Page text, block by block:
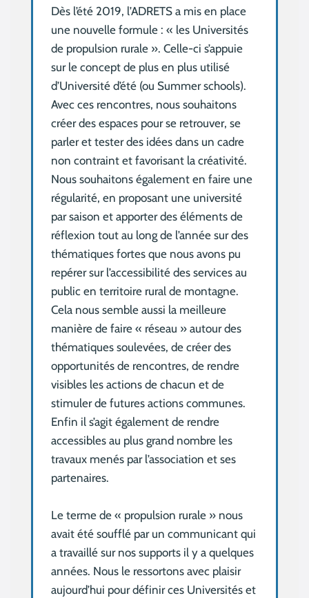
Dès l’été 2019, l’ADRETS a mis en place
une nouvelle formule : « les Universités
de propulsion rurale ». Celle-ci s’appuie
sur le concept de plus en plus utilisé
d’Université d’été (ou Summer schools).
Avec ces rencontres, nous souhaitons
créer des espaces pour se retrouver, se
parler et tester des idées dans un cadre
non contraint et favorisant la créativité.
Nous souhaitons également en faire une
régularité, en proposant une université
par saison et apporter des éléments de
réflexion tout au long de l’année sur des
thématiques fortes que nous avons pu
repérer sur l’accessibilité des services au
public en territoire rural de montagne.
Cela nous semble aussi la meilleure
manière de faire « réseau » autour des
thématiques soulevées, de créer des
opportunités de rencontres, de rendre
visibles les actions de chacun et de
stimuler de futures actions communes.
Enfin il s’agit également de rendre
accessibles au plus grand nombre les
travaux menés par l’association et ses
partenaires.
Le terme de « propulsion rurale » nous
avait été soufflé par un communicant qui
a travaillé sur nos supports il y a quelques
années. Nous le ressortons avec plaisir
aujourd’hui pour définir ces Universités et